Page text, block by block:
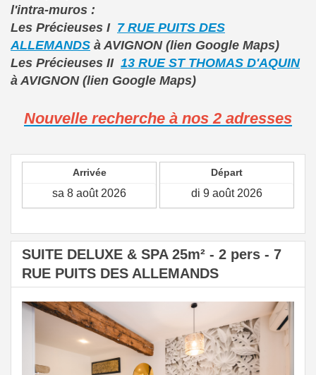
l'intra-muros :
Les Précieuses I 7 RUE PUITS DES
ALLEMANDS à AVIGNON (lien Google Maps)
Les Précieuses II 13 RUE ST THOMAS D'AQUIN
à AVIGNON (lien Google Maps)
Nouvelle recherche à nos 2 adresses
Arrivée Départ
SUITE DELUXE & SPA 25m² - 2 pers - 7
RUE PUITS DES ALLEMANDS
Previous Next